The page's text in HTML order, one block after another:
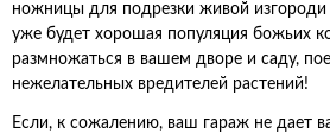
ножницы для подрезки живой изгороди
уже будет хорошая популяция божьих
размножаться в вашем дворе и саду,
нежелательных вредителей растений!
Если, к сожалению, ваш гараж не дает